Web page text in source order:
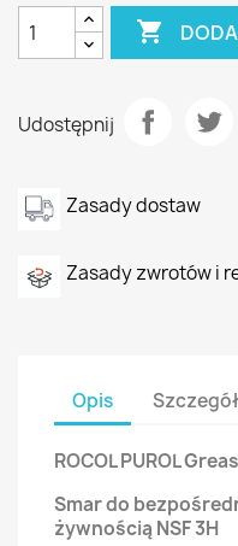

Udostępnij
Zasady dostaw
Zasady zwrotów i
Opis
ROCOL PUROL
Smar do
żywnością NSF 3H